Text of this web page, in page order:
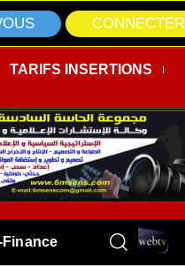
CONNECTER
TARIFS INSERTIONS
Finance